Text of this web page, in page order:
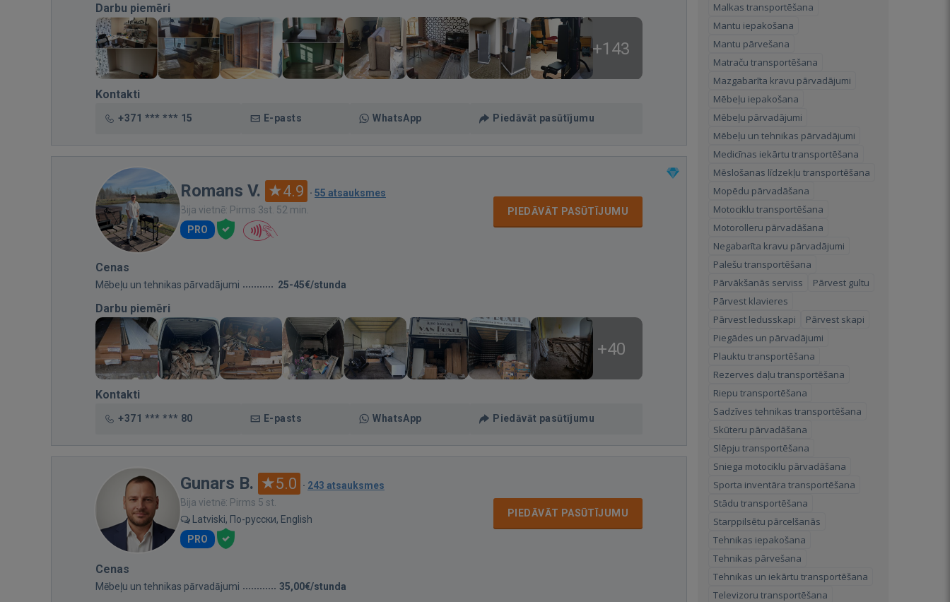
Darbu piemēri
+143
Kontakti
+371 *** *** 15 E-pasts WhatsApp Piedāvāt pasūtījumu
Romans V. 4.9 · 55 atsauksmes
Bija vietnē: Pirms 3st. 52 min.
PRO
PIEDĀVĀT PASŪTĪJUMU
Cenas
Mēbeļu un tehnikas pārvadājumi 25-45€/stunda
Darbu piemēri
+40
Kontakti
+371 *** *** 80 E-pasts WhatsApp Piedāvāt pasūtījumu
Gunars B. 5.0 · 243 atsauksmes
Bija vietnē: Pirms 5 st.
Latviski, По-русски, English
PRO
PIEDĀVĀT PASŪTĪJUMU
Cenas
Mēbeļu un tehnikas pārvadājumi 35,00€/stunda
Malkas transportēšana
Mantu iepakošana
Mantu pārvešana
Matraču transportēšana
Mazgabarīta kravu pārvadājumi
Mēbeļu iepakošana
Mēbeļu pārvadājumi
Mēbeļu un tehnikas pārvadājumi
Medicīnas iekārtu transportēšana
Mēslošanas līdzekļu transportēšana
Mopēdu pārvadāšana
Motociklu transportēšana
Motorolleru pārvadāšana
Negabarīta kravu pārvadājumi
Palešu transportēšana
Pārvākšanās serviss
Pārvest gultu
Pārvest klavieres
Pārvest ledusskapi
Pārvest skapi
Piegādes un pārvadājumi
Plauktu transportēšana
Rezerves daļu transportēšana
Riepu transportēšana
Sadzīves tehnikas transportēšana
Skūteru pārvadāšana
Slēpju transportēšana
Sniega motociklu pārvadāšana
Sporta inventāra transportēšana
Stādu transportēšana
Starppilsētu pārcelšanās
Tehnikas iepakošana
Tehnikas pārvešana
Tehnikas un iekārtu transportēšana
Televizoru transportēšana